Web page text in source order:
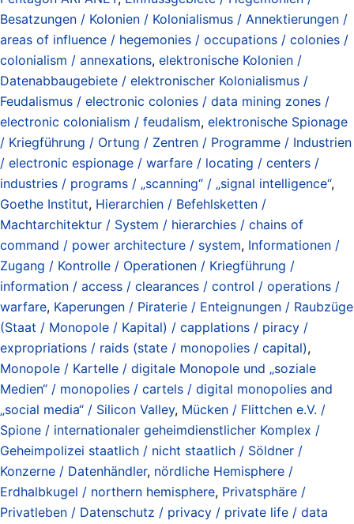
Besatzungen / Kolonien / Kolonialismus / Annektierungen /
areas of influence / hegemonies / occupations / colonies /
colonialism / annexations, elektronische Kolonien /
Datenabbaugebiete / elektronischer Kolonialismus /
Feudalismus / electronic colonies / data mining zones /
electronic colonialism / feudalism, elektronische Spionage
/ Kriegführung / Ortung / Zentren / Programme / Industrien
/ electronic espionage / warfare / locating / centers /
industries / programs / „scanning“ / „signal intelligence“,
Goethe Institut, Hierarchien / Befehlsketten /
Machtarchitektur / System / hierarchies / chains of
command / power architecture / system, Informationen /
Zugang / Kontrolle / Operationen / Kriegführung /
information / access / clearances / control / operations /
warfare, Kaperungen / Piraterie / Enteignungen / Raubzüge
(Staat / Monopole / Kapital) / capplations / piracy /
expropriations / raids (state / monopolies / capital),
Monopole / Kartelle / digitale Monopole und „soziale
Medien“ / monopolies / cartels / digital monopolies and
„social media“ / Silicon Valley, Mücken / Flittchen e.V. /
Spione / internationaler geheimdienstlicher Komplex /
Geheimpolizei staatlich / nicht staatlich / Söldner /
Konzerne / Datenhändler, nördliche Hemisphere /
Erdhalbkugel / northern hemisphere, Privatsphäre /
Privatleben / Datenschutz / privacy / private life / data